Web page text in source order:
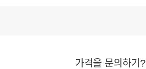
가격을 문의하기?